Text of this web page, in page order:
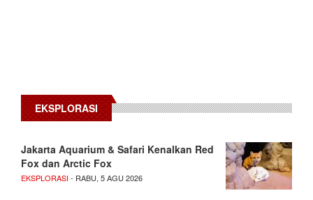
EKSPLORASI
Jakarta Aquarium & Safari Kenalkan Red
Fox dan Arctic Fox
EKSPLORASI- RABU, 5 AGU 2026